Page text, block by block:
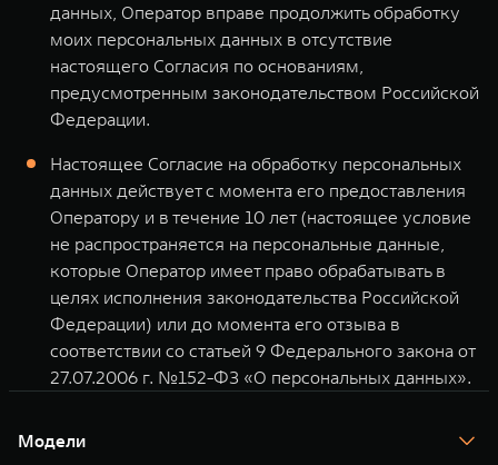
данных, Оператор вправе продолжить обработку
моих персональных данных в отсутствие
настоящего Согласия по основаниям,
предусмотренным законодательством Российской
Федерации.
Настоящее Согласие на обработку персональных
данных действует с момента его предоставления
Оператору и в течение 10 лет (настоящее условие
не распространяется на персональные данные,
которые Оператор имеет право обрабатывать в
целях исполнения законодательства Российской
Федерации) или до момента его отзыва в
соответствии со статьей 9 Федерального закона от
27.07.2006 г. №152-ФЗ «О персональных данных».
Модели